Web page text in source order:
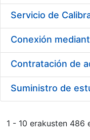
Suministro de
1 - 10 erakusten 486